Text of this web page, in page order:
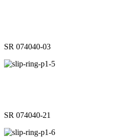
SR 074040-03
SR 074040-21